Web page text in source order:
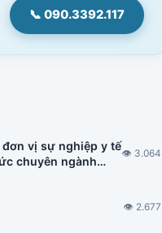
📞 090.3392.117
vị sự nghiệp y tế
chuyên ngành
👁 3.064
👁 2.677